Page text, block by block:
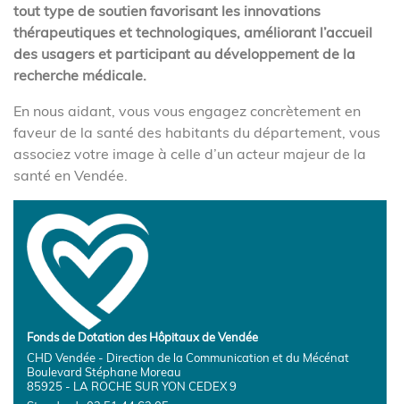
tout type de soutien favorisant les innovations
thérapeutiques et technologiques, améliorant l’accueil
des usagers et participant au développement de la
recherche médicale.
En nous aidant, vous vous engagez concrètement en
faveur de la santé des habitants du département, vous
associez votre image à celle d’un acteur majeur de la
santé en Vendée.
Fonds de Dotation des Hôpitaux de Vendée
CHD Vendée - Direction de la Communication et du Mécénat
Boulevard Stéphane Moreau
85925 - LA ROCHE SUR YON CEDEX 9